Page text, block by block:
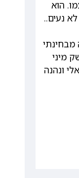
הוא
נעים..
מבחינתי
מיני
ונהנה